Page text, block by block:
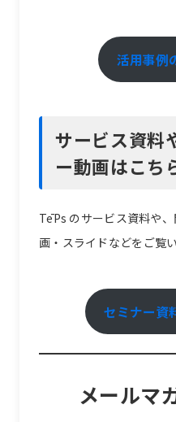
活用事例
サービス資料
ー動画はこち
TēPs のサービス資料や
画・スライドなどをご覧
セミナー資
メールマ